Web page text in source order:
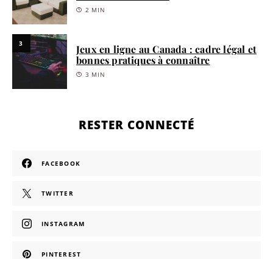
2 MIN
3
Jeux en ligne au Canada : cadre légal et
bonnes pratiques à connaître
3 MIN
RESTER CONNECTÉ
FACEBOOK
TWITTER
INSTAGRAM
PINTEREST